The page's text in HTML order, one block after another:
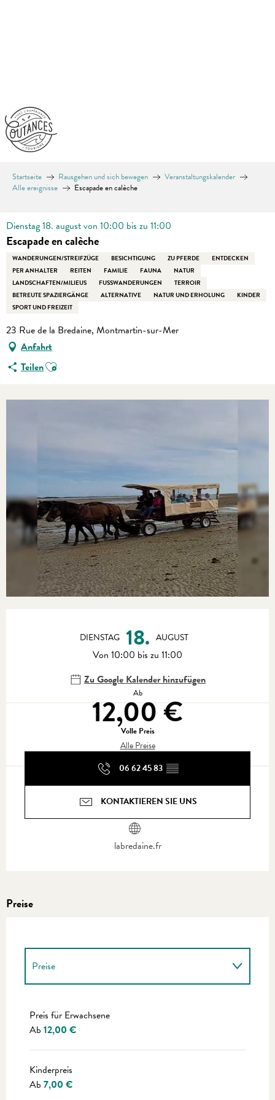
Startseite Rausgehen und sich bewegen
Veranstaltungskalender
Alle ereignisse
Escapade en calèche
Dienstag 18. august von 10:00 bis zu 11:00
Escapade en calèche
WANDERUNGEN/STREIFZÜGE BESICHTIGUNG ZU PFERDE
ENTDECKEN
PER ANHALTER
REITEN FAMILIE FAUNA
NATUR
LANDSCHAFTEN/MILIEUS
FUSSWANDERUNGEN
TERROIR
BETREUTE SPAZIERGÄNGE
ALTERNATIVE NATUR UND ERHOLUNG
KINDER
SPORT UND FREIZEIT
23 Rue de la Bredaine, Montmartin-sur-Mer
Anfahrt
TeilenAjouter aux favoris
DIENSTAG 18. AUGUST
Von 10:00 bis zu 11:00
Zu Google Kalender hinzufügen
Ab
12,00 €
Volle Preis
Alle Preise
06 62 45 83 ▒▒
KONTAKTIEREN SIE UNS
labredaine.fr
Preise
Preise
Preis für Erwachsene
Ab 12,00 €
Kinderpreis
Ab 7,00 €